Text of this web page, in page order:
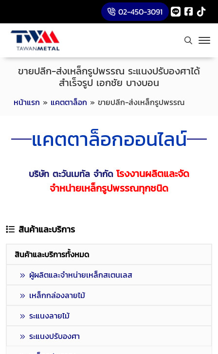
02-450-3091
หน้าแรก » แคตตาล็อก » ขายปลีก-ส่งเหล็กรูปพรรณ
ขายปลีก-ส่งเหล็กรูปพรรณ ระแนงปรับองศาได้
สำเร็จรูป เอกชัย บางบอน
แคตตาล็อกออนไลน์
บริษัท ตะวันเมทัล จำกัด โรงงานผลิตและจัด
จำหน่ายเหล็กรูปพรรณทุกชนิด
สินค้าและบริการ
สินค้าและบริการทั้งหมด
ผู้ผลิตและจำหน่ายเหล็กสเตนเลส
เหล็กกล่องลายไม้
ระแนงลายไม้
ระแนงปรับองศา